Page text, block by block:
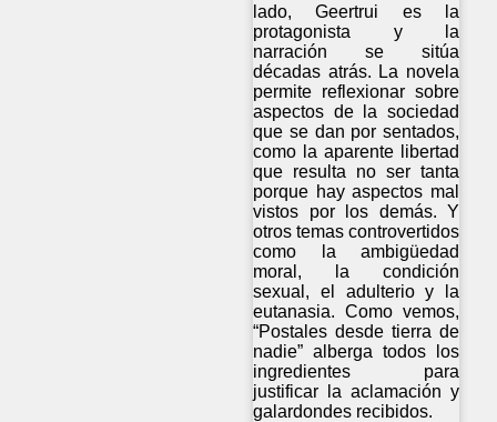
lado, Geertrui es la
protagonista y la
narración se sitúa
décadas atrás. La novela
permite reflexionar sobre
aspectos de la sociedad
que se dan por sentados,
como la aparente libertad
que resulta no ser tanta
porque hay aspectos mal
vistos por los demás. Y
otros temas controvertidos
como la ambigüedad
moral, la condición
sexual, el adulterio y la
eutanasia. Como vemos,
“Postales desde tierra de
nadie” alberga todos los
ingredientes para
justificar la aclamación y
galardondes recibidos.